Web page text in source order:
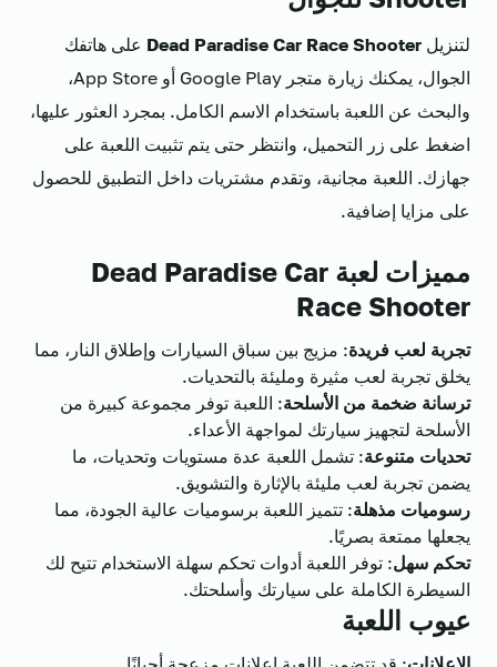
لتنزيل Dead Paradise Car Race Shooter على هاتفك
الجوال، يمكنك زيارة متجر Google Play أو App Store،
والبحث عن اللعبة باستخدام الاسم الكامل. بمجرد العثور عليها،
اضغط على زر التحميل، وانتظر حتى يتم تثبيت اللعبة على
جهازك. اللعبة مجانية، وتقدم مشتريات داخل التطبيق للحصول
على مزايا إضافية.
مميزات لعبة Dead Paradise Car
Race Shooter
تجربة لعب فريدة: مزيج بين سباق السيارات وإطلاق النار، مما
يخلق تجربة لعب مثيرة ومليئة بالتحديات.
ترسانة ضخمة من الأسلحة: اللعبة توفر مجموعة كبيرة من
الأسلحة لتجهيز سيارتك لمواجهة الأعداء.
تحديات متنوعة: تشمل اللعبة عدة مستويات وتحديات، ما
يضمن تجربة لعب مليئة بالإثارة والتشويق.
رسوميات مذهلة: تتميز اللعبة برسوميات عالية الجودة، مما
يجعلها ممتعة بصريًا.
تحكم سهل: توفر اللعبة أدوات تحكم سهلة الاستخدام تتيح لك
السيطرة الكاملة على سيارتك وأسلحتك.
عيوب اللعبة